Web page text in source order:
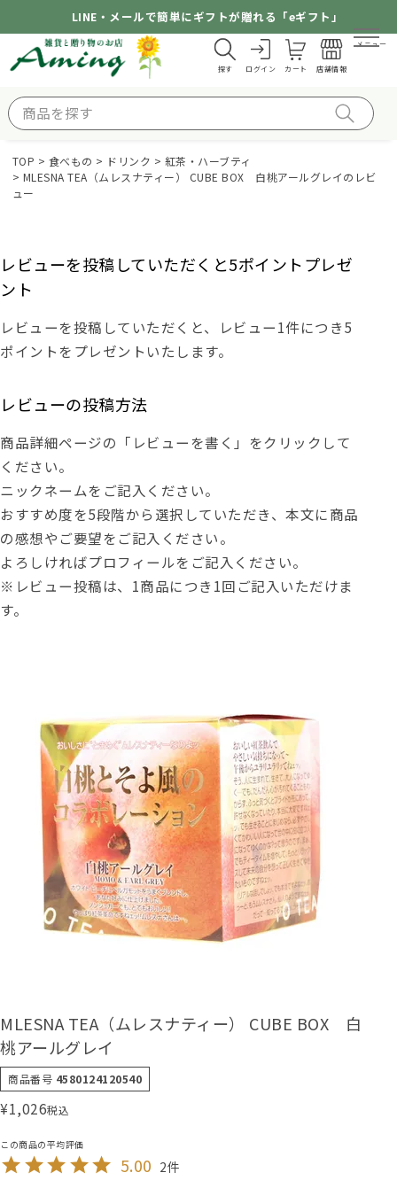
LINE・メールで簡単にギフトが贈れる「eギフト」
探す ログイン カート 店舗情報
メニュー
TOP 食べもの ドリンク
紅茶・ハーブティ
MLESNA TEA（ムレスナティー） CUBE BOX 白桃アールグレイのレビ
ュー
レビューを投稿していただくと5ポイントプレゼ
ント
レビューを投稿していただくと、レビュー1件につき5
ポイントをプレゼントいたします。
レビューの投稿方法
商品詳細ページの「レビューを書く」をクリックして
ください。
ニックネームをご記入ください。
おすすめ度を5段階から選択していただき、本文に商品
の感想やご要望をご記入ください。
よろしければプロフィールをご記入ください。
※レビュー投稿は、1商品につき1回ご記入いただけま
す。
MLESNA TEA（ムレスナティー） CUBE BOX 白
桃アールグレイ
商品番号 4580124120540
¥1,026税込
5.00 2